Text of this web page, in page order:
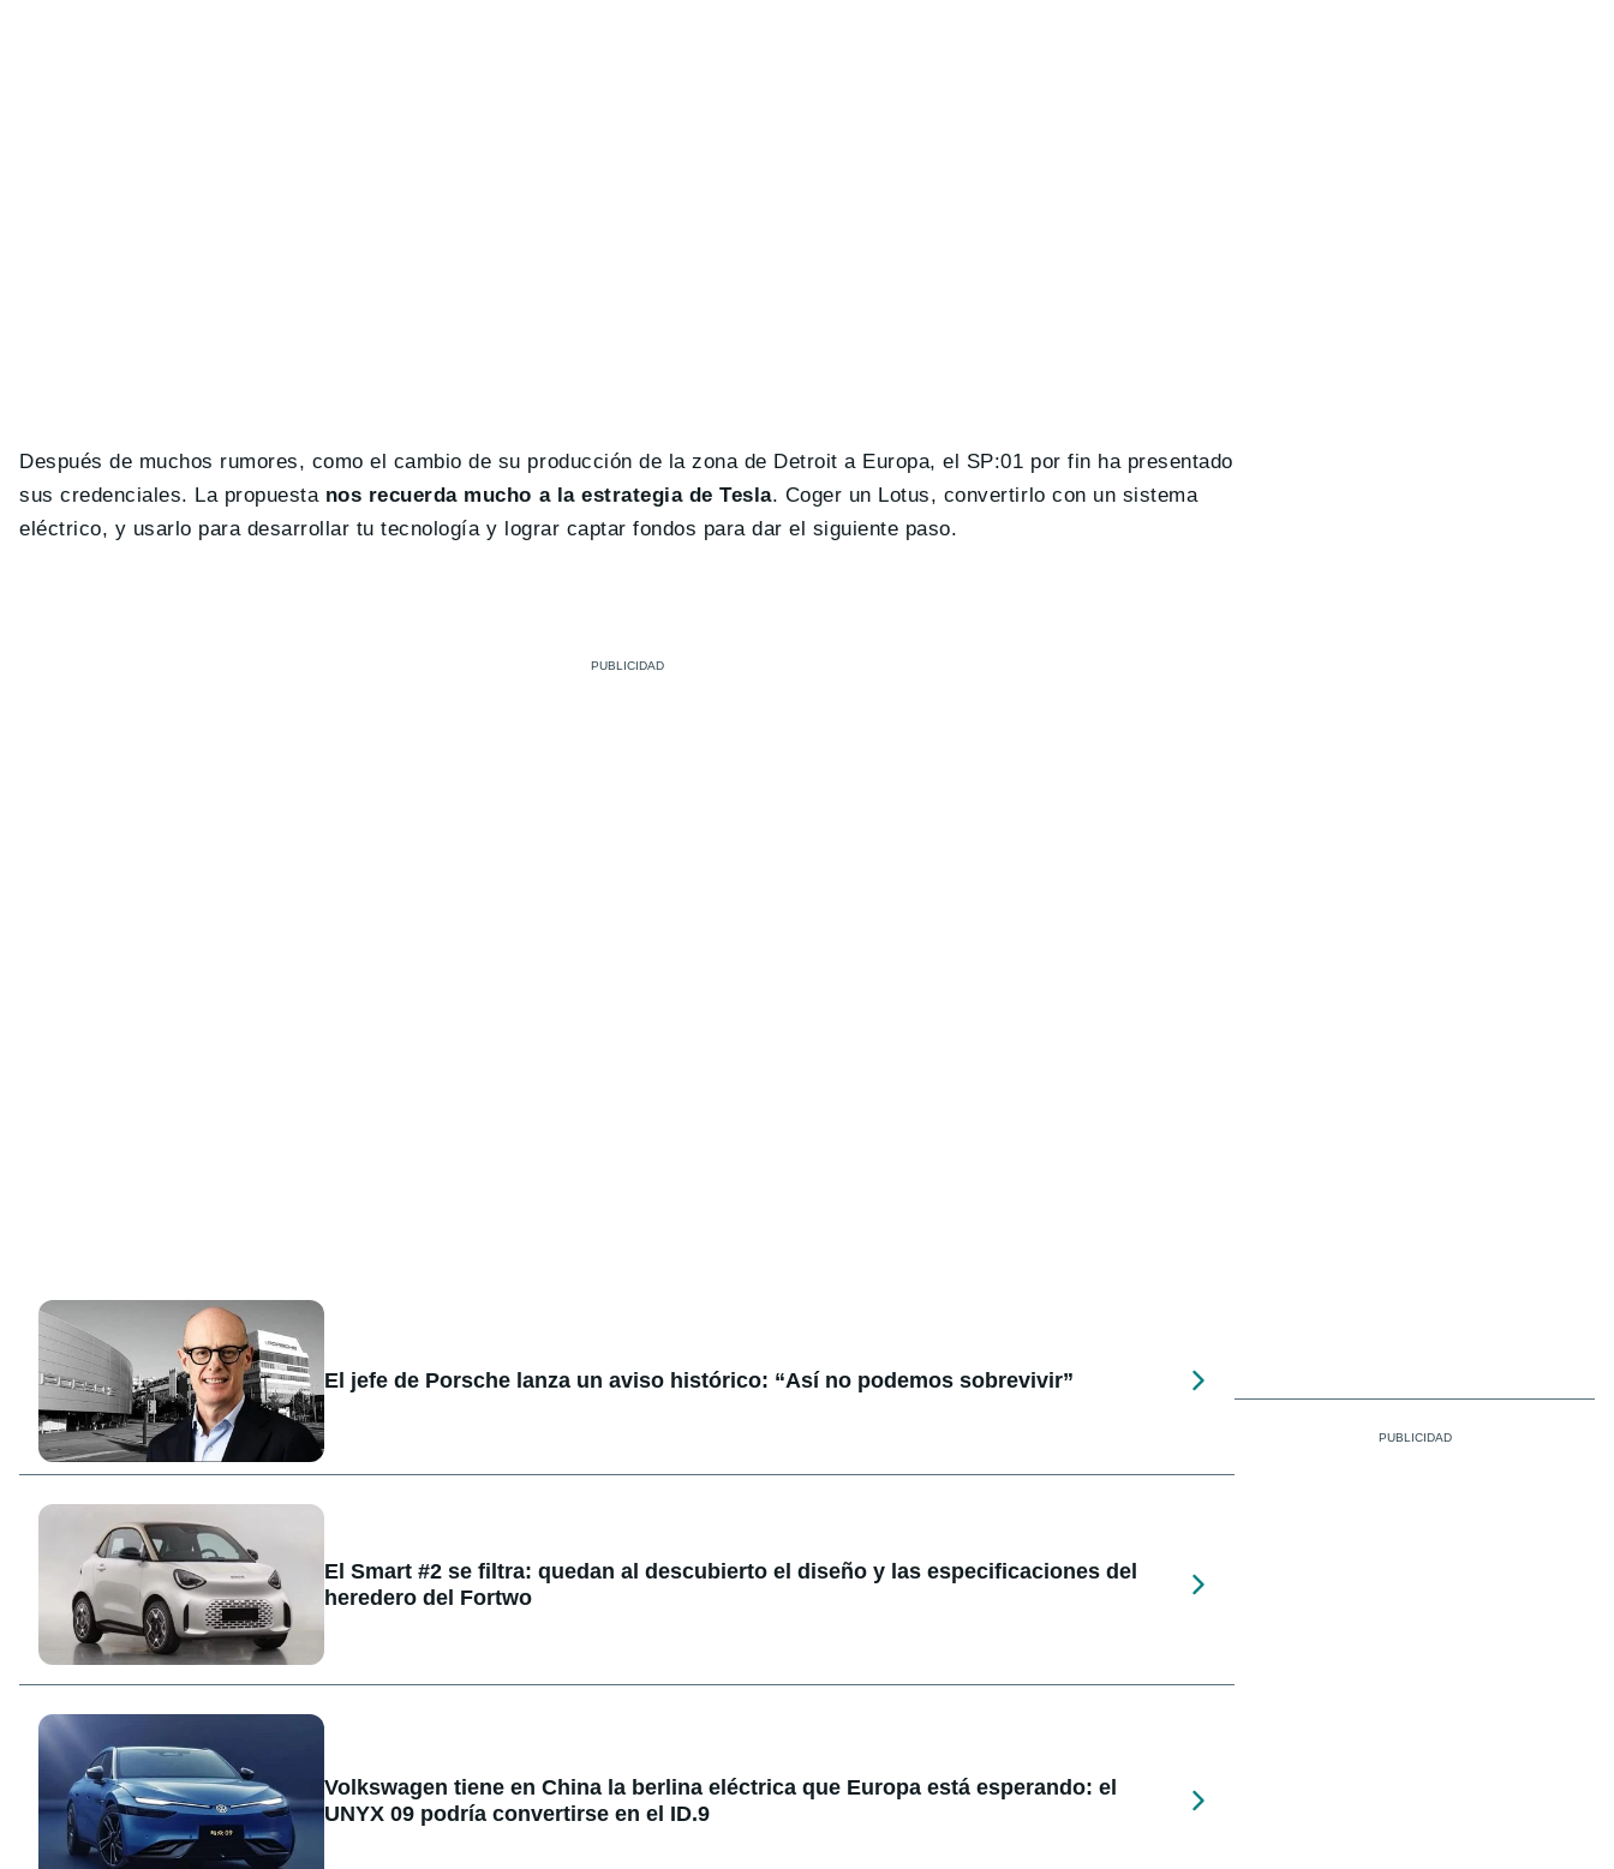
Después de muchos rumores, como el cambio de su producción de la zona de Detroit a Europa, el SP:01 por fin ha presentado
sus credenciales. La propuesta nos recuerda mucho a la estrategia de Tesla. Coger un Lotus, convertirlo con un sistema
eléctrico, y usarlo para desarrollar tu tecnología y lograr captar fondos para dar el siguiente paso.
El jefe de Porsche lanza un aviso histórico: “Así no podemos sobrevivir”
El Smart #2 se filtra: quedan al descubierto el diseño y las especificaciones del
heredero del Fortwo
Volkswagen tiene en China la berlina eléctrica que Europa está esperando: el
UNYX 09 podría convertirse en el ID.9